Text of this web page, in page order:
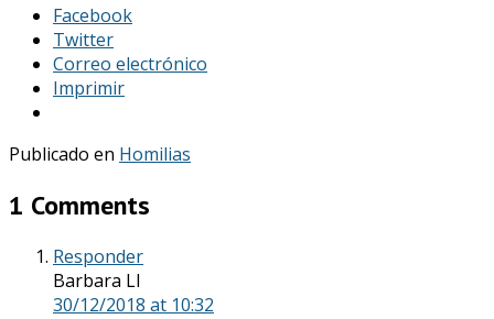
Facebook
Twitter
Correo electrónico
Imprimir
Publicado en Homilias
1 Comments
Responder
Barbara Ll
30/12/2018 at 10:32